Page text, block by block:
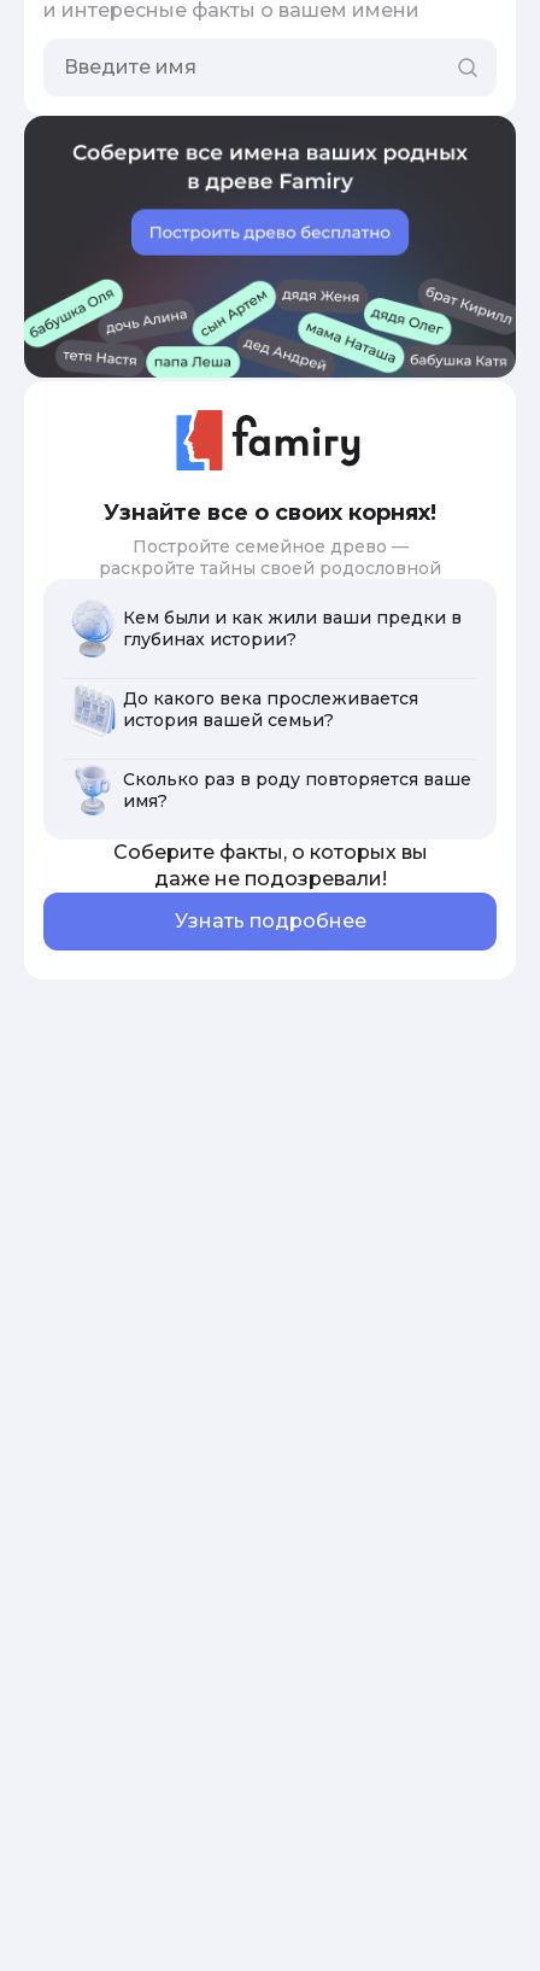
и интересные факты о вашем имени
Узнайте все о своих корнях!
Постройте семейное древо —
раскройте тайны своей родословной
Кем были и как жили ваши предки в
глубинах истории?
До какого века прослеживается
история вашей семьи?
Сколько раз в роду повторяется ваше
имя?
Соберите факты, о которых вы
даже не подозревали!
Узнать подробнее